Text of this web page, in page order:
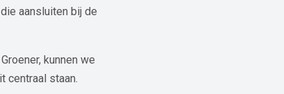
aansluiten bij de
kunnen we
centraal staan.